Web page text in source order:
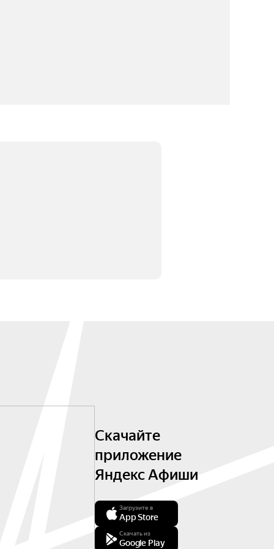
Скачайте
приложение
Яндекс Афиши
Загрузите в
App Store
Скачать из
Google Play